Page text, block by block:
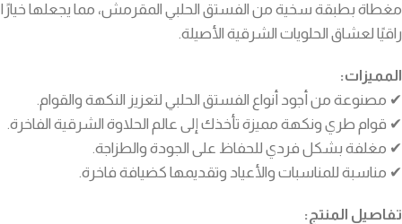
مغطاة بطبقة سخية من الفستق الحلبي المقرمش، مما يجعلها خيارًا
راقيًا لعشاق الحلويات الشرقية الأصيلة.
المميزات:
✔ مصنوعة من أجود أنواع الفستق الحلبي لتعزيز النكهة والقوام.
✔ قوام طري ونكهة مميزة تأخذك إلى عالم الحلاوة الشرقية الفاخرة.
✔ مغلفة بشكل فردي للحفاظ على الجودة والطزاجة.
✔ مناسبة للمناسبات والأعياد وتقديمها كضيافة فاخرة.
تفاصيل المنتج: